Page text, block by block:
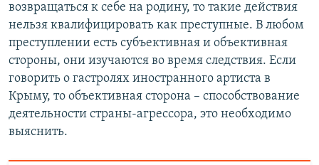
возвращаться к себе на родину, то такие действия
нельзя квалифицировать как преступные. В любом
преступлении есть субъективная и объективная
стороны, они изучаются во время следствия. Если
говорить о гастролях иностранного артиста в
Крыму, то объективная сторона – способствование
деятельности страны-агрессора, это необходимо
выяснить.